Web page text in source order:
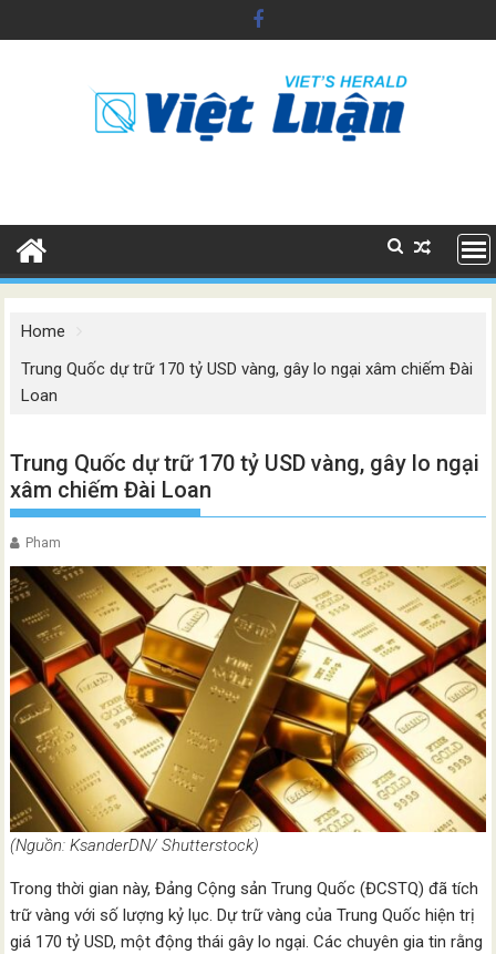
to
Home
Trung Quốc dự trữ 170 tỷ USD vàng, gây lo ngại xâm chiếm Đài
Loan
Trung Quốc dự trữ 170 tỷ USD vàng, gây lo ngại
xâm chiếm Đài Loan
Pham
(Nguồn: KsanderDN/ Shutterstock)
Trong thời gian này, Đảng Cộng sản Trung Quốc (ĐCSTQ) đã tích
trữ vàng với số lượng kỷ lục. Dự trữ vàng của Trung Quốc hiện trị
giá 170 tỷ USD, một động thái gây lo ngại. Các chuyên gia tin rằng